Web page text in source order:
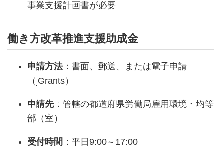
事業支援計画書が必要
働き方改革推進支援助成金
申請方法：書面、郵送、または電子申請
（jGrants）
申請先：管轄の都道府県労働局雇用環境・均等
部（室）
受付時間 ：平日9:00～17:00